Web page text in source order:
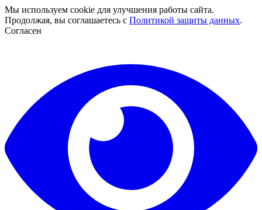
Мы используем cookie для улучшения работы сайта.
Продолжая, вы соглашаетесь с Политикой защиты данных.
Согласен